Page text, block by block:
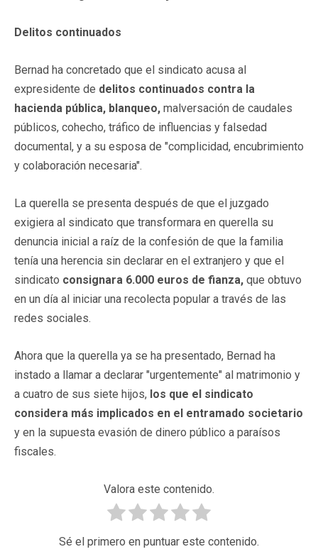
Delitos continuados
Bernad ha concretado que el sindicato acusa al
expresidente de delitos continuados contra la
hacienda pública, blanqueo, malversación de caudales
públicos, cohecho, tráfico de influencias y falsedad
documental, y a su esposa de "complicidad, encubrimiento
y colaboración necesaria".
La querella se presenta después de que el juzgado
exigiera al sindicato que transformara en querella su
denuncia inicial a raíz de la confesión de que la familia
tenía una herencia sin declarar en el extranjero y que el
sindicato consignara 6.000 euros de fianza, que obtuvo
en un día al iniciar una recolecta popular a través de las
redes sociales.
Ahora que la querella ya se ha presentado, Bernad ha
instado a llamar a declarar "urgentemente" al matrimonio y
a cuatro de sus siete hijos, los que el sindicato
considera más implicados en el entramado societario
y en la supuesta evasión de dinero público a paraísos
fiscales.
Valora este contenido.
Sé el primero en puntuar este contenido.